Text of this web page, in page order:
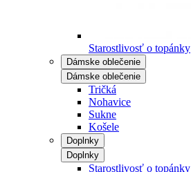
Starostlivosť o topánky
Dámske oblečenie
Dámske oblečenie
Tričká
Nohavice
Sukne
Košele
Doplnky
Doplnky
Starostlivosť o topánky